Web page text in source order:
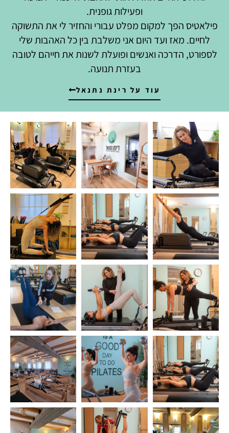
ופעילות גופנית.
פילאטיס הפך למקום מפלט עבורי והחזיר לי את התשוקה
לחיים. מאז ועד היום אני משלבת בין כל האהבות שלי
לספורט, הדרכה ואנשים ופועלת לשנות את חייהם לטובה
בעזרת תנועה.
עוד על רינת נתנאל